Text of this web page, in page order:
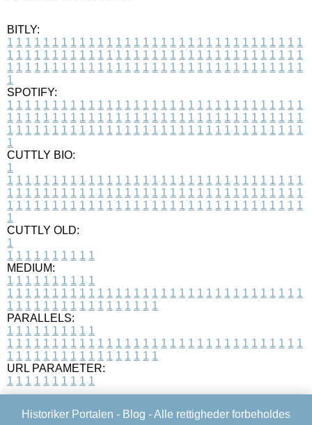
BITLY:
1 1 1 1 1 1 1 1 1 1 1 1 1 1 1 1 1 1 1 1 1 1 1 1 1 1 1 1 1 1 1 1 1
1 1 1 1 1 1 1 1 1 1 1 1 1 1 1 1 1 1 1 1 1 1 1 1 1 1 1 1 1 1 1 1 1
1 1 1 1 1 1 1 1 1 1 1 1 1 1 1 1 1 1 1 1 1 1 1 1 1 1 1 1 1 1 1 1 1
1
SPOTIFY:
1 1 1 1 1 1 1 1 1 1 1 1 1 1 1 1 1 1 1 1 1 1 1 1 1 1 1 1 1 1 1 1 1
1 1 1 1 1 1 1 1 1 1 1 1 1 1 1 1 1 1 1 1 1 1 1 1 1 1 1 1 1 1 1 1 1
1 1 1 1 1 1 1 1 1 1 1 1 1 1 1 1 1 1 1 1 1 1 1 1 1 1 1 1 1 1 1 1 1
1
CUTTLY BIO:
1
1 1 1 1 1 1 1 1 1 1 1 1 1 1 1 1 1 1 1 1 1 1 1 1 1 1 1 1 1 1 1 1 1
1 1 1 1 1 1 1 1 1 1 1 1 1 1 1 1 1 1 1 1 1 1 1 1 1 1 1 1 1 1 1 1 1
1 1 1 1 1 1 1 1 1 1 1 1 1 1 1 1 1 1 1 1 1 1 1 1 1 1 1 1 1 1 1 1 1
1
CUTTLY OLD:
1
1 1 1 1 1 1 1 1 1 1
MEDIUM:
1 1 1 1 1 1 1 1 1 1
1 1 1 1 1 1 1 1 1 1 1 1 1 1 1 1 1 1 1 1 1 1 1 1 1 1 1 1 1 1 1 1 1
1 1 1 1 1 1 1 1 1 1 1 1 1 1 1 1 1
PARALLELS:
1 1 1 1 1 1 1 1 1 1
1 1 1 1 1 1 1 1 1 1 1 1 1 1 1 1 1 1 1 1 1 1 1 1 1 1 1 1 1 1 1 1 1
1 1 1 1 1 1 1 1 1 1 1 1 1 1 1 1 1
URL PARAMETER:
1 1 1 1 1 1 1 1 1 1
Historiker Portalen - Blog - Alle rettigheder forbeholdes